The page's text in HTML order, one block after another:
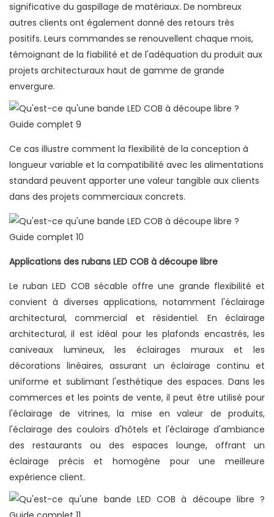
significative du gaspillage de matériaux. De nombreux
autres clients ont également donné des retours très
positifs. Leurs commandes se renouvellent chaque mois,
témoignant de la fiabilité et de l'adéquation du produit aux
projets architecturaux haut de gamme de grande
envergure.
Ce cas illustre comment la flexibilité de la conception à
longueur variable et la compatibilité avec les alimentations
standard peuvent apporter une valeur tangible aux clients
dans des projets commerciaux concrets.
Applications des rubans LED COB à découpe libre
Le ruban LED COB sécable offre une grande flexibilité et
convient à diverses applications, notamment l'éclairage
architectural, commercial et résidentiel. En éclairage
architectural, il est idéal pour les plafonds encastrés, les
caniveaux lumineux, les éclairages muraux et les
décorations linéaires, assurant un éclairage continu et
uniforme et sublimant l'esthétique des espaces. Dans les
commerces et les points de vente, il peut être utilisé pour
l'éclairage de vitrines, la mise en valeur de produits,
l'éclairage des couloirs d'hôtels et l'éclairage d'ambiance
des restaurants ou des espaces lounge, offrant un
éclairage précis et homogène pour une meilleure
expérience client.